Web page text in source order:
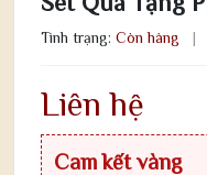
Tình trạng: Còn hàng |
Liên hệ
Cam kết vàng